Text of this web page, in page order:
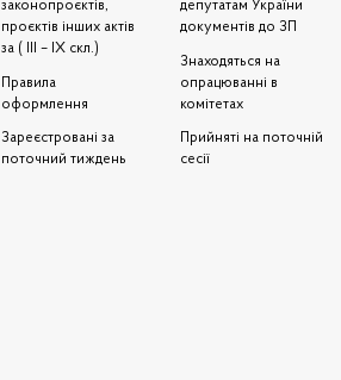
законопроєктів,
проєктів інших актів
за ( III – IX скл.)
Правила
оформлення
Зареєстровані за
поточний тиждень
депутатам України
документів до ЗП
Знаходяться на
опрацюванні в
комітетах
Прийняті на поточній
сесії